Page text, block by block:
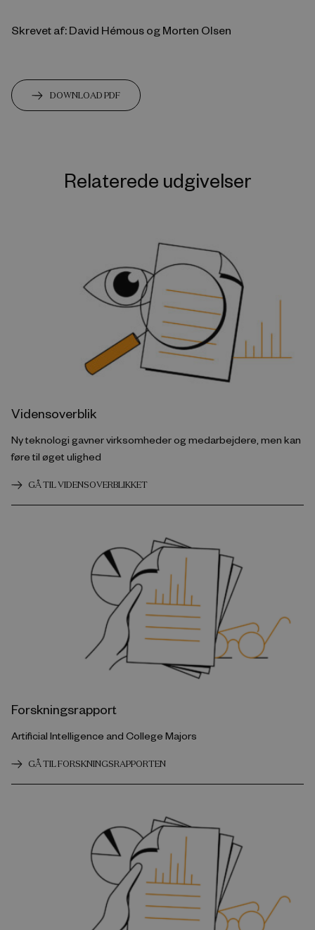
Skrevet af: David Hémous og Morten Olsen
DOWNLOAD PDF
Relaterede udgivelser
Vidensoverblik
Ny teknologi gavner virksomheder og medarbejdere, men kan
føre til øget ulighed
GÅ TIL VIDENSOVERBLIKKET
Forskningsrapport
Artificial Intelligence and College Majors
GÅ TIL FORSKNINGSRAPPORTEN